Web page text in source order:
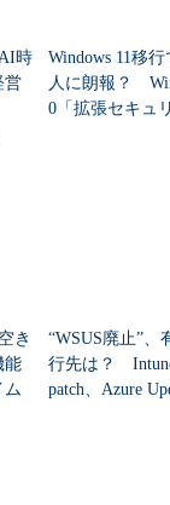
時
営
Windows 11移
人に朗報？
0「拡張セキュ
き
能
ム
“WSUS廃止”、
行先は？
patch、Azure